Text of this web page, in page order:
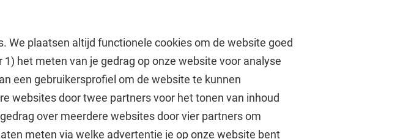
We plaatsen altijd functionele cookies om de website goed
het meten van je gedrag op onze website voor analyse
een gebruikersprofiel om de website te kunnen
websites door twee partners voor het tonen van inhoud
over meerdere websites door vier partners om
meten via welke advertentie je op onze website bent
Over de VU